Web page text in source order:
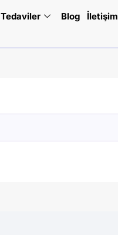
Tedaviler Blog İletişim